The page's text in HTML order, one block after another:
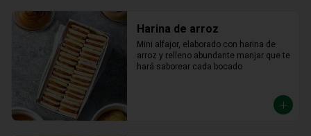
Harina de arroz
Mini alfajor, elaborado con harina de
arroz y relleno abundante manjar que te
hará saborear cada bocado